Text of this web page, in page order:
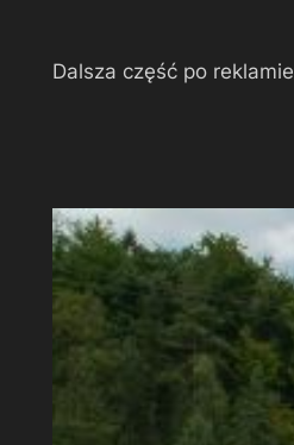
Dalsza część po reklamie